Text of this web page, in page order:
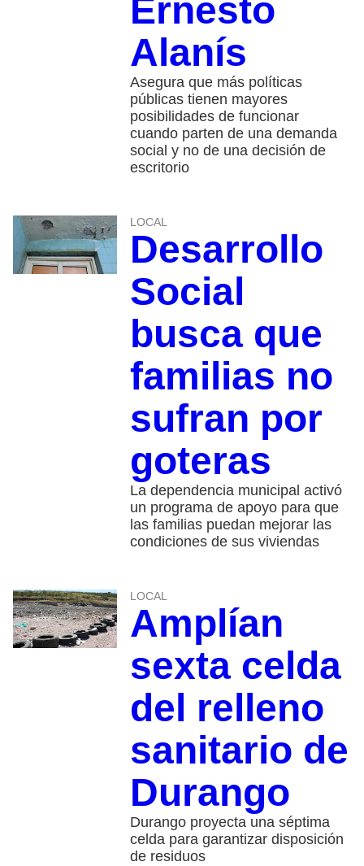
Ernesto
Alanís
Asegura que más políticas
públicas tienen mayores
posibilidades de funcionar
cuando parten de una demanda
social y no de una decisión de
escritorio
LOCAL
Desarrollo
Social
busca que
familias no
sufran por
goteras
La dependencia municipal activó
un programa de apoyo para que
las familias puedan mejorar las
condiciones de sus viviendas
LOCAL
Amplían
sexta celda
del relleno
sanitario de
Durango
Durango proyecta una séptima
celda para garantizar disposición
de residuos